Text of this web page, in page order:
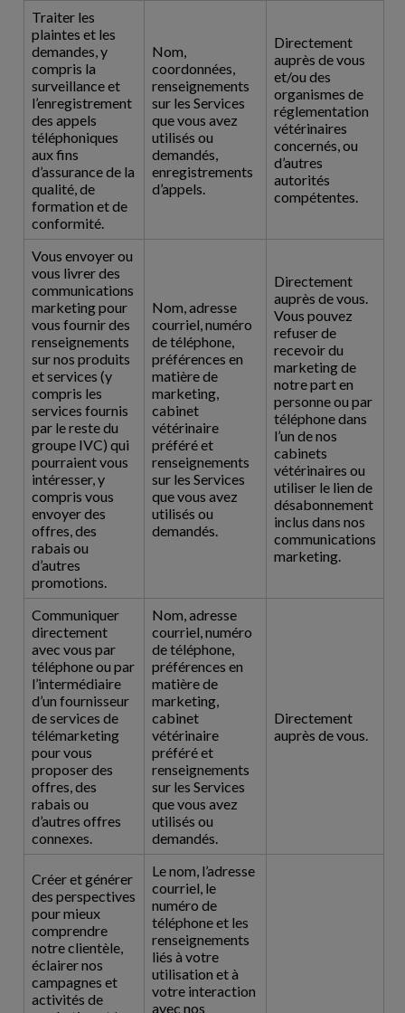
Traiter les
plaintes et les
demandes, y
compris la
surveillance et
l’enregistrement
des appels
téléphoniques
aux fins
d’assurance de la
qualité, de
formation et de
conformité.
Nom,
coordonnées,
renseignements
sur les Services
que vous avez
utilisés ou
demandés,
enregistrements
d’appels.
Directement
auprès de vous
et/ou des
organismes de
réglementation
vétérinaires
concernés, ou
d’autres
autorités
compétentes.
Vous envoyer ou
vous livrer des
communications
marketing pour
vous fournir des
renseignements
sur nos produits
et services (y
compris les
services fournis
par le reste du
groupe IVC) qui
pourraient vous
intéresser, y
compris vous
envoyer des
offres, des
rabais ou
d’autres
promotions.
Nom, adresse
courriel, numéro
de téléphone,
préférences en
matière de
marketing,
cabinet
vétérinaire
préféré et
renseignements
sur les Services
que vous avez
utilisés ou
demandés.
Directement
auprès de vous.
Vous pouvez
refuser de
recevoir du
marketing de
notre part en
personne ou par
téléphone dans
l’un de nos
cabinets
vétérinaires ou
utiliser le lien de
désabonnement
inclus dans nos
communications
marketing.
Communiquer
directement
avec vous par
téléphone ou par
l’intermédiaire
d’un fournisseur
de services de
télémarketing
pour vous
proposer des
offres, des
rabais ou
d’autres offres
connexes.
Nom, adresse
courriel, numéro
de téléphone,
préférences en
matière de
marketing,
cabinet
vétérinaire
préféré et
renseignements
sur les Services
que vous avez
utilisés ou
demandés.
Directement
auprès de vous.
Créer et générer
des perspectives
pour mieux
comprendre
notre clientèle,
éclairer nos
campagnes et
activités de
Le nom, l’adresse
courriel, le
numéro de
téléphone et les
renseignements
liés à votre
utilisation et à
votre interaction
avec nos